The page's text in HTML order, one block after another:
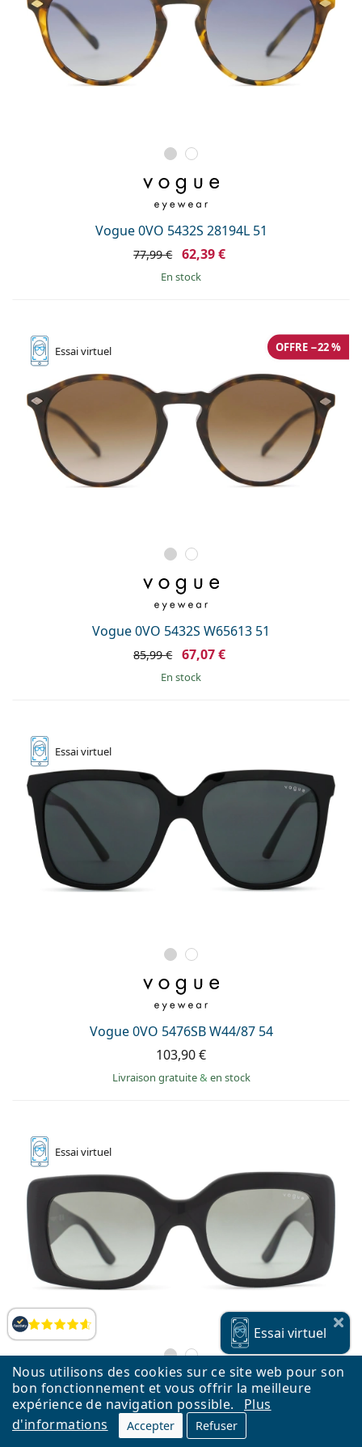
Nous utilisons des cookies sur ce site web pour son
bon fonctionnement et vous offrir la meilleure
expérience de navigation possible.
Plus
d'informations
Accepter Refuser
Évaluation
Vogue 0VO 5432S 28194L 51
77,99 € 62,39 €
en stock
Essaivirtuel
Vogue 0VO 5432S W65613 51
OFFRE −22 %
85,99 € 67,07 €
en stock
Essaivirtuel
Vogue 0VO 5476SB W44/87 54
103,90 €
Livraison gratuite& en stock
Essaivirtuel
Vogue 0VO 5481S W44/11 52
Essai virtuel